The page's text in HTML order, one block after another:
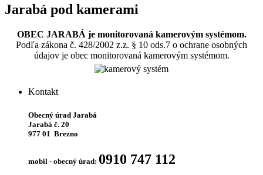
Jarabá pod kamerami
OBEC JARABÁ je monitorovaná kamerovým systémom.
Podľa zákona č. 428/2002 z.z. § 10 ods.7 o ochrane osobných
údajov je obec monitorovaná kamerovým systémom.
Kontakt
Obecný úrad Jarabá
Jarabá č. 20
977 01 Brezno
mobil - obecný úrad: 0910 747 112